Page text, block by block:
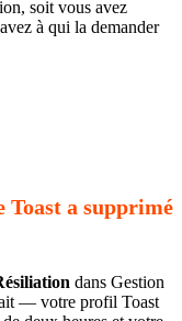
soit vous avez
à qui la demander
Toast a supprimé
dans Gestion
— votre profil Toast